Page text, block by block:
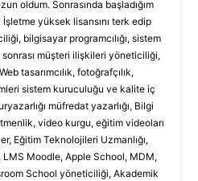
oldum. Sonrasında başladığım
yüksek lisansını terk edip
bilgisayar programcılığı, sistem
müşteri ilişkileri yöneticiliği,
tasarımcılık, fotoğrafçılık,
sistem kuruculuğu ve kalite iç
müfredat yazarlığı, Bilgi
video kurgu, eğitim videoları
Eğitim Teknolojileri Uzmanlığı,
Moodle, Apple School, MDM,
School yöneticiliği, Akademik